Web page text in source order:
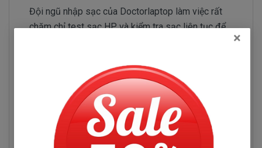
Đội ngũ nhập sạc của Doctorlaptop làm việc rất
chăm chỉ test sạc HP và kiểm tra sạc liên tục để
chỉ tuyển chọn những nhà phân phối sạc có uy tín và
Sạc HP Pavilion 15-AC152TU
Những hư hỏng thường gặp
×